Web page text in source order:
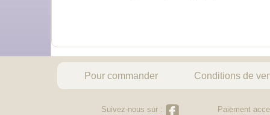
Pour commander Conditions de
Suivez-nous sur : Paiement